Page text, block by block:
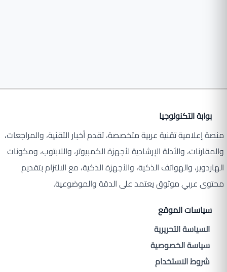
بوابة التكنولوجيا
منصة إعلامية تقنية عربية متخصصة، تقدم أخبار التقنية، والمراجعات،
والمقارنات، والأدلة الإرشادية لأجهزة الكمبيوتر، واللابتوب، ومكونات
الهاردوير، والهواتف الذكية، والأجهزة الذكية، مع الالتزام بتقديم
محتوى عربي موثوق يعتمد على الدقة والموضوعية.
سياسات الموقع
السياسة التحريرية
سياسة الخصوصية
شروط الاستخدام